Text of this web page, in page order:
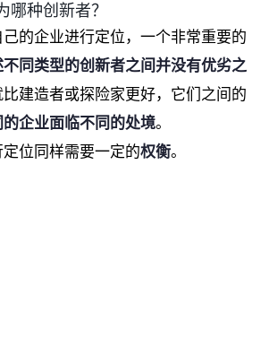
哪种创新者？
的企业进行定位，一个非常重要的
不同类型的创新者之间并没有优劣之
建造者或探险家更好，它们之间的
的企业面临不同的处境。
位同样需要一定的权衡。